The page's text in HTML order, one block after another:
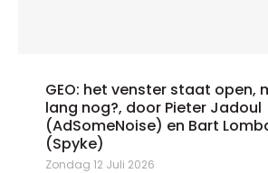
GEO: het venster staat open,
lang nog?, door Pieter Jadoul
(AdSomeNoise) en Bart
(Spyke)
Zondag 12 Juli 2026